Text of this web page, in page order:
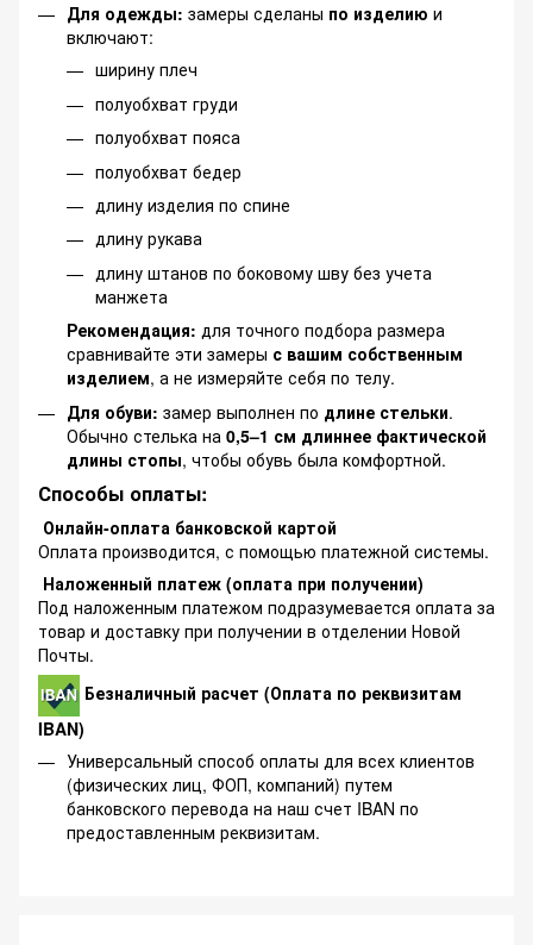
Для одежды: замеры сделаны по изделию и
включают:
ширину плеч
полуобхват груди
полуобхват пояса
полуобхват бедер
длину изделия по спине
длину рукава
длину штанов по боковому шву без учета
манжета
Рекомендация: для точного подбора размера
сравнивайте эти замеры с вашим собственным
изделием, а не измеряйте себя по телу.
Для обуви: замер выполнен по длине стельки.
Обычно стелька на 0,5–1 см длиннее фактической
длины стопы, чтобы обувь была комфортной.
Способы оплаты:
Онлайн-оплата банковской картой
Оплата производится, с помощью платежной системы.
Наложенный платеж (оплата при получении)
Под наложенным платежом подразумевается оплата за
товар и доставку при получении в отделении Новой
Почты.
Безналичный расчет (Оплата по реквизитам
IBAN)
Универсальный способ оплаты для всех клиентов
(физических лиц, ФОП, компаний) путем
банковского перевода на наш счет IBAN по
предоставленным реквизитам.